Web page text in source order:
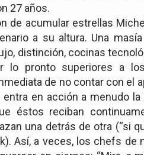
27 años.
de acumular estrellas
a su altura. Una
distinción, cocinas
lo pronto superiores a
de no contar con el
en acción a menudo
éstos reciban
una detrás de otra (“si
Así, a veces, los chefs de